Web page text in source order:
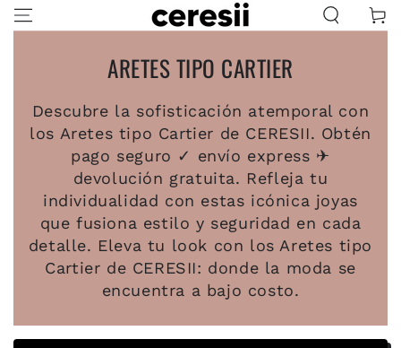
IR AL
CONTENIDO
Carrito
ARETES TIPO CARTIER
Descubre la sofisticación atemporal con
los Aretes tipo Cartier de CERESII. Obtén
pago seguro ✓ envío express ✈
devolución gratuita. Refleja tu
individualidad con estas icónica joyas
que fusiona estilo y seguridad en cada
detalle. Eleva tu look con los Aretes tipo
Cartier de CERESII: donde la moda se
encuentra a bajo costo.